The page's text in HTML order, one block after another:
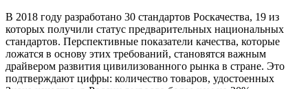
В 2018 году разработано 30 стандартов Роскачества, 19 из
которых получили статус предварительных национальных
стандартов. Перспективные показатели качества, которые
ложатся в основу этих требований, становятся важным
драйвером развития цивилизованного рынка в стране. Это
подтверждают цифры: количество товаров, удостоенных